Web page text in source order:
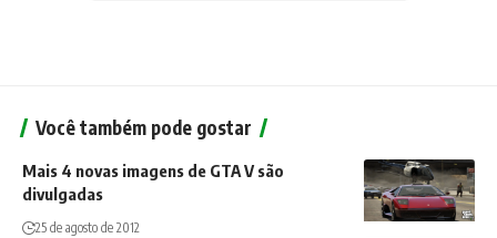
Você também pode gostar
Mais 4 novas imagens de GTA V são
divulgadas
25 de agosto de 2012